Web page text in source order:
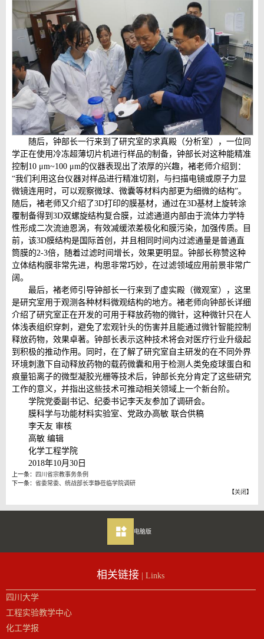
随后，钟部长一行来到了研究室的求真殿（分析室），一位同
学正在使用冷冻超薄切片机进行样品的制备，钟部长对这种能精准
控制10 μm~100 μm的仪器表现出了浓厚的兴趣，褚老师介绍到：
“我们利用这台仪器对样品进行精准切割，与扫描电镜或原子力显
微镜连用时，可以观察微球、微囊等材料内部更为细微的结构”。
随后，褚老师又介绍了3D打印的膜基材，通过在3D基材上旋转涂
覆制备得到3D双螺旋结构复合膜，过滤通道内部由于流体力学特
性形成二次流迪恩涡，有效减缓浓差极化和膜污染，加强传质。目
前，该3D膜结构是国际首创，并且相同时间内过滤通量是普通直
筒膜的2-3倍，随着过滤时间增长，效果更明显。钟部长称赞这种
立体结构膜非常先进，构思非常巧妙，在过滤领域应用前景非常广
阔。
最后，褚老师引导钟部长一行来到了虚实殿（微观室），这里
是研究室用于观测各种材料微观结构的地方。褚老师向钟部长详细
介绍了研究室正在开发的可用于释放药物的微针，这种微针只在人
体浅表组织穿刺，避免了宏观针头的伤害并且能通过微针智能控制
释放药物，效果卓著。钟部长表示这种技术将会对医疗行业升级起
到积极的推动作用。同时，在了解了研究室自主研发的在不同外界
环境刺激下自动释放药物的载药微囊和用于检测人类免疫球蛋白和
痕量铅离子的微型凝胶光栅等技术后，钟部长充分肯定了这些研究
工作的意义，并指出这些技术可推动相关领域上一个新台阶。
学院党委副书记、纪委书记李天友参加了调研会。
膜科学与功能材料实验室、党政办高敏 联合供稿
李天友 审核
高敏 编辑
化学工程学院
2018年10月30日
上一条： 四川省宗教事务条例
下一条： 省委常委、统战部长李静莅临学院调研
【关闭 】
电脑版
相关链接 | Links
四川大学
工程实验教学中心
化工学报